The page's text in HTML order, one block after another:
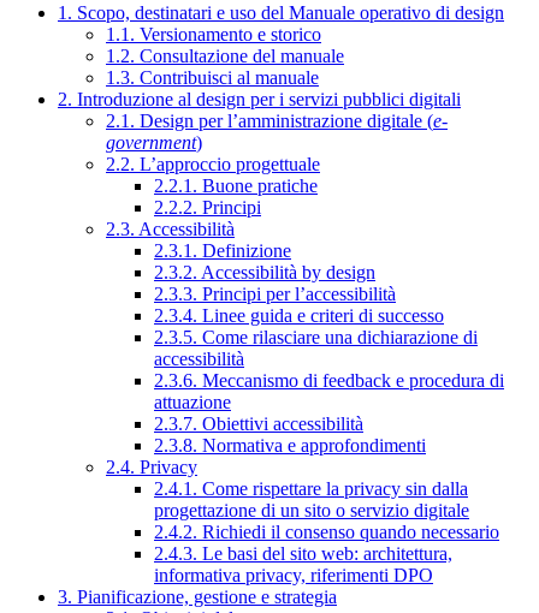
1. Scopo, destinatari e uso del Manuale operativo di design
1.1. Versionamento e storico
1.2. Consultazione del manuale
1.3. Contribuisci al manuale
2. Introduzione al design per i servizi pubblici digitali
2.1. Design per l’amministrazione digitale (e-
government)
2.2. L’approccio progettuale
2.2.1. Buone pratiche
2.2.2. Principi
2.3. Accessibilità
2.3.1. Definizione
2.3.2. Accessibilità by design
2.3.3. Principi per l’accessibilità
2.3.4. Linee guida e criteri di successo
2.3.5. Come rilasciare una dichiarazione di
accessibilità
2.3.6. Meccanismo di feedback e procedura di
attuazione
2.3.7. Obiettivi accessibilità
2.3.8. Normativa e approfondimenti
2.4. Privacy
2.4.1. Come rispettare la privacy sin dalla
progettazione di un sito o servizio digitale
2.4.2. Richiedi il consenso quando necessario
2.4.3. Le basi del sito web: architettura,
informativa privacy, riferimenti DPO
3. Pianificazione, gestione e strategia